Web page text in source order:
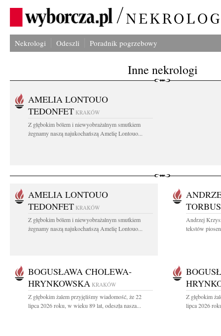
Nekrologi Odeszli Poradnik pogrzebowy
Inne nekrologi
AMELIA LONTOUO
TEDONFET KRAKÓW
Z głębokim bólem i niewyobrażalnym smutkiem
żegnamy naszą najukochańszą Amelię Lontouo...
AMELIA LONTOUO
TEDONFET KRAKÓW
Z głębokim bólem i niewyobrażalnym smutkiem
żegnamy naszą najukochańszą Amelię Lontouo...
TORBUS
Andrzej
tekstów
BOGUSŁAWA CHOLEWA-
HRYNKOWSKA KRAKÓW
Z głębokim żalem przyjęliśmy wiadomość, że 22
lipca 2026 roku, w wieku 89 lat, odeszła nasza...
Z głębokim
lipca 2026